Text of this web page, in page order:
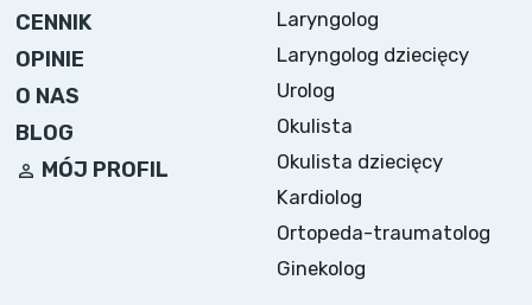
CENNIK
OPINIE
O NAS
BLOG
MÓJ PROFIL
Laryngolog
Laryngolog dziecięcy
Urolog
Okulista
Okulista dziecięcy
Kardiolog
Ortopeda-traumatolog
Ginekolog